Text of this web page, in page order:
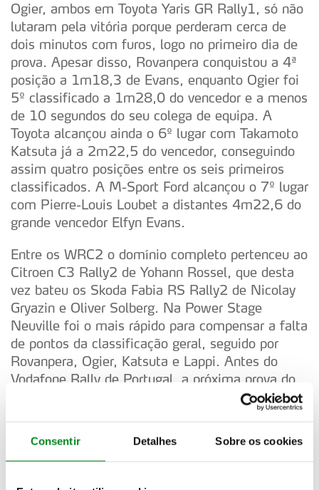
Consentir Detalhes Sobre os cookies
Ogier, ambos em Toyota Yaris GR Rally1, só não
lutaram pela vitória porque perderam cerca de
dois minutos com furos, logo no primeiro dia de
prova. Apesar disso, Rovanpera conquistou a 4ª
posição a 1m18,3 de Evans, enquanto Ogier foi
5º classificado a 1m28,0 do vencedor e a menos
de 10 segundos do seu colega de equipa. A
Toyota alcançou ainda o 6º lugar com Takamoto
Katsuta já a 2m22,5 do vencedor, conseguindo
assim quatro posições entre os seis primeiros
classificados. A M-Sport Ford alcançou o 7º lugar
com Pierre-Louis Loubet a distantes 4m22,6 do
grande vencedor Elfyn Evans.
Entre os WRC2 o domínio completo pertenceu ao
Citroen C3 Rally2 de Yohann Rossel, que desta
vez bateu os Skoda Fabia RS Rally2 de Nicolay
Gryazin e Oliver Solberg. Na Power Stage
Neuville foi o mais rápido para compensar a falta
de pontos da classificação geral, seguido por
Rovanpera, Ogier, Katsuta e Lappi. Antes do
Vodafone Rally de Portugal, a próxima prova do
WRC 2023 que se realiza de 11 a 14 de maio,
já foram realizadas quatro provas, onde Ogier
Tanak venceu na Suécia e agora Evans triunfa na
para a M-Sport Ford.